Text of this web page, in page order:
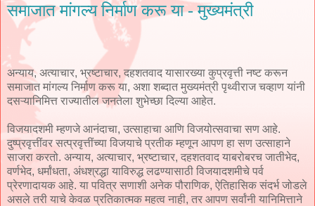
समाजात मांगल्य निर्माण करू या - मुख्यमंत्री
अन्याय, अत्याचार, भ्रष्टाचार, दहशतवाद यासारख्या कुप्रवृत्ती नष्ट करून
समाजात मांगल्य निर्माण करू या, अशा शब्दात मुख्यमंत्री पृथ्वीराज चव्हाण यांनी
दसऱ्यानिमित्त राज्यातील जनतेला शुभेच्छा दिल्या आहेत.
विजयादशमी म्हणजे आनंदाचा, उत्साहाचा आणि विजयोत्सवाचा सण आहे.
दुष्प्रवृत्तींवर सत्प्रवृत्तींच्या विजयाचे प्रतीक म्हणून आपण हा सण उत्साहाने
साजरा करतो. अन्याय, अत्याचार, भ्रष्टाचार, दहशतवाद याबरोबरच जातीभेद,
वर्णभेद, धर्मांधता, अंधश्रद्धा याविरुद्ध लढण्यासाठी विजयादशमीचे पर्व
प्रेरणादायक आहे. या पवित्र सणाशी अनेक पौराणिक, ऐतिहासिक संदर्भ जोडले
असले तरी याचे केवळ प्रतिकात्मक महत्व नाही, तर आपण सर्वांनी यानिमित्ताने